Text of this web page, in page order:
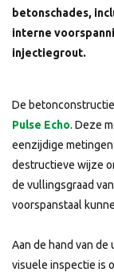
betonschades,
interne
injectiegrout.
De
Pulse Echo. Deze
eenzijdige
destructieve wijze
de vullingsgraad
voorspanstaal
Aan de hand van
visuele inspectie is